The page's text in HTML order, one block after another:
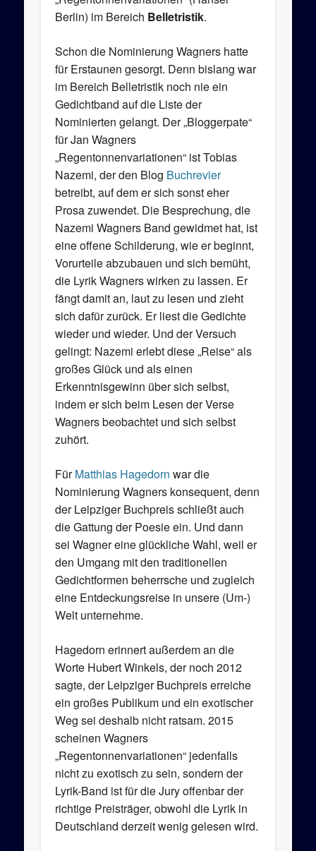
Berlin) im Bereich Belletristik.
Schon die Nominierung Wagners hatte
für Erstaunen gesorgt. Denn bislang war
im Bereich Belletristik noch nie ein
Gedichtband auf die Liste der
Nominierten gelangt. Der „Bloggerpate“
für Jan Wagners
„Regentonnenvariationen“ ist Tobias
Nazemi, der den Blog Buchrevier
betreibt, auf dem er sich sonst eher
Prosa zuwendet. Die Besprechung, die
Nazemi Wagners Band gewidmet hat, ist
eine offene Schilderung, wie er beginnt,
Vorurteile abzubauen und sich bemüht,
die Lyrik Wagners wirken zu lassen. Er
fängt damit an, laut zu lesen und zieht
sich dafür zurück. Er liest die Gedichte
wieder und wieder. Und der Versuch
gelingt: Nazemi erlebt diese „Reise“ als
großes Glück und als einen
Erkenntnisgewinn über sich selbst,
indem er sich beim Lesen der Verse
Wagners beobachtet und sich selbst
zuhört.
FürMatthias Hagedorn war die
Nominierung Wagners konsequent, denn
der Leipziger Buchpreis schließt auch
die Gattung der Poesie ein. Und dann
sei Wagner eine glückliche Wahl, weil er
den Umgang mit den traditionellen
Gedichtformen beherrsche und zugleich
eine Entdeckungsreise in unsere (Um-)
Welt unternehme.
Hagedorn erinnert außerdem an die
Worte Hubert Winkels, der noch 2012
sagte, der Leipziger Buchpreis erreiche
ein großes Publikum und ein exotischer
Weg sei deshalb nicht ratsam. 2015
scheinen Wagners
„Regentonnenvariationen“ jedenfalls
nicht zu exotisch zu sein, sondern der
Lyrik-Band ist für die Jury offenbar der
richtige Preisträger, obwohl die Lyrik in
Deutschland derzeit wenig gelesen wird.